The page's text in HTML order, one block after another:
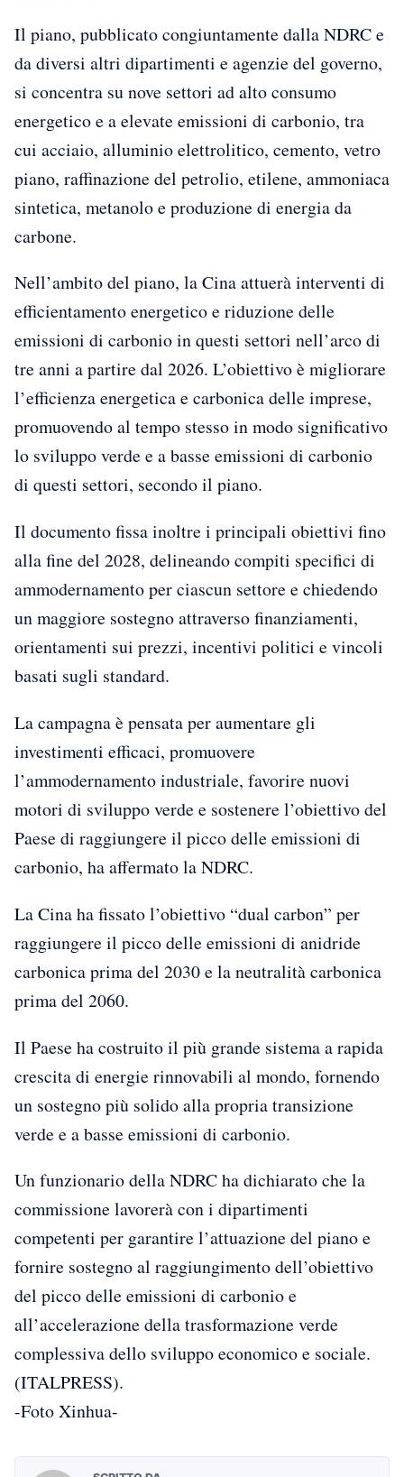
Il piano, pubblicato congiuntamente dalla NDRC e
da diversi altri dipartimenti e agenzie del governo,
si concentra su nove settori ad alto consumo
energetico e a elevate emissioni di carbonio, tra
cui acciaio, alluminio elettrolitico, cemento, vetro
piano, raffinazione del petrolio, etilene, ammoniaca
sintetica, metanolo e produzione di energia da
carbone.
Nell’ambito del piano, la Cina attuerà interventi di
efficientamento energetico e riduzione delle
emissioni di carbonio in questi settori nell’arco di
tre anni a partire dal 2026. L’obiettivo è migliorare
l’efficienza energetica e carbonica delle imprese,
promuovendo al tempo stesso in modo significativo
lo sviluppo verde e a basse emissioni di carbonio
di questi settori, secondo il piano.
Il documento fissa inoltre i principali obiettivi fino
alla fine del 2028, delineando compiti specifici di
ammodernamento per ciascun settore e chiedendo
un maggiore sostegno attraverso finanziamenti,
orientamenti sui prezzi, incentivi politici e vincoli
basati sugli standard.
La campagna è pensata per aumentare gli
investimenti efficaci, promuovere
l’ammodernamento industriale, favorire nuovi
motori di sviluppo verde e sostenere l’obiettivo del
Paese di raggiungere il picco delle emissioni di
carbonio, ha affermato la NDRC.
La Cina ha fissato l’obiettivo “dual carbon” per
raggiungere il picco delle emissioni di anidride
carbonica prima del 2030 e la neutralità carbonica
prima del 2060.
Il Paese ha costruito il più grande sistema a rapida
crescita di energie rinnovabili al mondo, fornendo
un sostegno più solido alla propria transizione
verde e a basse emissioni di carbonio.
Un funzionario della NDRC ha dichiarato che la
commissione lavorerà con i dipartimenti
competenti per garantire l’attuazione del piano e
fornire sostegno al raggiungimento dell’obiettivo
del picco delle emissioni di carbonio e
all’accelerazione della trasformazione verde
complessiva dello sviluppo economico e sociale.
(ITALPRESS).
-Foto Xinhua-